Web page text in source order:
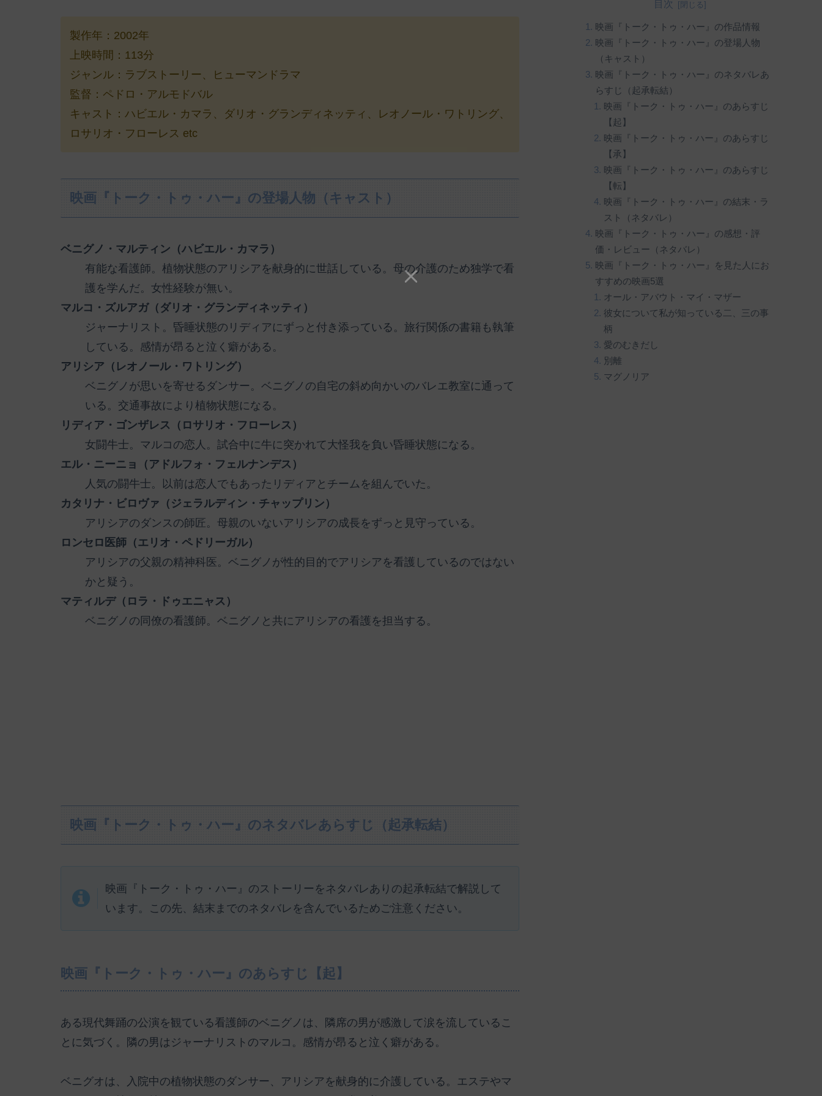
製作年：2002年
上映時間：113分
ジャンル：ラブストーリー、ヒューマンドラマ
監督：ペドロ・アルモドバル
キャスト：ハビエル・カマラ、ダリオ・グランディネッティ、レオノール・ワトリング、
ロサリオ・フローレス etc
映画『トーク・トゥ・ハー』の登場人物（キャスト）
ベニグノ・マルティン（ハビエル・カマラ）
有能な看護師。植物状態のアリシアを献身的に世話している。母の介護のため独学で看
護を学んだ。女性経験が無い。
マルコ・ズルアガ（ダリオ・グランディネッティ）
ジャーナリスト。昏睡状態のリディアにずっと付き添っている。旅行関係の書籍も執筆
している。感情が昂ると泣く癖がある。
アリシア（レオノール・ワトリング）
ベニグノが思いを寄せるダンサー。ベニグノの自宅の斜め向かいのバレエ教室に通って
いる。交通事故により植物状態になる。
リディア・ゴンザレス（ロサリオ・フローレス）
女闘牛士。マルコの恋人。試合中に牛に突かれて大怪我を負い昏睡状態になる。
エル・ニーニョ（アドルフォ・フェルナンデス）
人気の闘牛士。以前は恋人でもあったリディアとチームを組んでいた。
カタリナ・ビロヴァ（ジェラルディン・チャップリン）
アリシアのダンスの師匠。母親のいないアリシアの成長をずっと見守っている。
ロンセロ医師（エリオ・ペドリーガル）
アリシアの父親の精神科医。ベニグノが性的目的でアリシアを看護しているのではない
かと疑う。
マティルデ（ロラ・ドゥエニャス）
ベニグノの同僚の看護師。ベニグノと共にアリシアの看護を担当する。
映画『トーク・トゥ・ハー』のネタバレあらすじ（起承転結）
映画『トーク・トゥ・ハー』のストーリーをネタバレありの起承転結で解説して
います。この先、結末までのネタバレを含んでいるためご注意ください。
映画『トーク・トゥ・ハー』のあらすじ【起】
ある現代舞踊の公演を観ている看護師のベニグノは、隣席の男が感激して涙を流しているこ
とに気づく。隣の男はジャーナリストのマルコ。感情が昂ると泣く癖がある。
ベニグオは、入院中の植物状態のダンサー、アリシアを献身的に介護している。エステやマ
目次
映画『トーク・トゥ・ハー』の作品情報
映画『トーク・トゥ・ハー』の登場人物
（キャスト）
映画『トーク・トゥ・ハー』のネタバレあ
らすじ（起承転結）
映画『トーク・トゥ・ハー』のあらすじ
【起】
映画『トーク・トゥ・ハー』のあらすじ
【承】
映画『トーク・トゥ・ハー』のあらすじ
【転】
映画『トーク・トゥ・ハー』の結末・ラ
スト（ネタバレ）
映画『トーク・トゥ・ハー』の感想・評
価・レビュー（ネタバレ）
映画『トーク・トゥ・ハー』を見た人にお
すすめの映画5選
オール・アバウト・マイ・マザー
彼女について私が知っている二、三の事
柄
愛のむきだし
別離
マグノリア